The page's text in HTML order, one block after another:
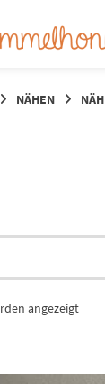
NÄHEN
angezeigtNach